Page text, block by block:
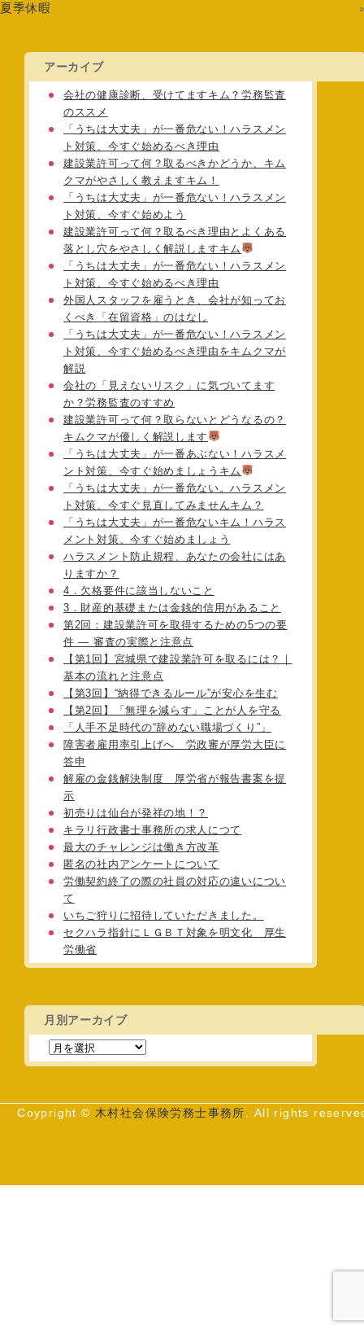
夏季休暇
»
アーカイブ
会社の健康診断、受けてますキム？労務監査
のススメ
「うちは大丈夫」が一番危ない！ハラスメン
ト対策、今すぐ始めるべき理由
建設業許可って何？取るべきかどうか、キム
クマがやさしく教えますキム！
「うちは大丈夫」が一番危ない！ハラスメン
ト対策、今すぐ始めよう
建設業許可って何？取るべき理由とよくある
落とし穴をやさしく解説しますキム
「うちは大丈夫」が一番危ない！ハラスメン
ト対策、今すぐ始めるべき理由
外国人スタッフを雇うとき、会社が知ってお
くべき「在留資格」のはなし
「うちは大丈夫」が一番危ない！ハラスメン
ト対策、今すぐ始めるべき理由をキムクマが
解説
会社の「見えないリスク」に気づいてます
か？労務監査のすすめ
建設業許可って何？取らないとどうなるの？
キムクマが優しく解説します
「うちは大丈夫」が一番あぶない！ハラスメ
ント対策、今すぐ始めましょうキム
「うちは大丈夫」が一番危ない。ハラスメン
ト対策、今すぐ見直してみませんキム？
「うちは大丈夫」が一番危ないキム！ハラス
メント対策、今すぐ始めましょう
ハラスメント防止規程、あなたの会社にはあ
りますか？
4．欠格要件に該当しないこと
3．財産的基礎または金銭的信用があること
第2回：建設業許可を取得するための5つの要
件 ― 審査の実際と注意点
【第1回】宮城県で建設業許可を取るには？｜
基本の流れと注意点
【第3回】“納得できるルール”が安心を生む
【第2回】「無理を減らす」ことが人を守る
「人手不足時代の“辞めない職場づくり”」
障害者雇用率引上げへ 労政審が厚労大臣に
答申
解雇の金銭解決制度 厚労省が報告書案を提
示
初売りは仙台が発祥の地！？
キラリ行政書士事務所の求人につて
最大のチャレンジは働き方改革
匿名の社内アンケートについて
労働契約終了の際の社員の対応の違いについ
て
いちご狩りに招待していただきました。
セクハラ指針にＬＧＢＴ対象を明文化 厚生
労働省
月別アーカイブ
Coypright © 木村社会保険労務士事務所 . All rights